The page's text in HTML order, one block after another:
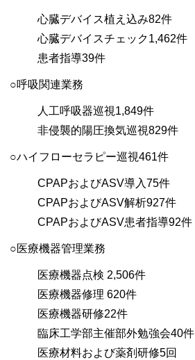
心臓デバイス植え込み82件
心臓デバイスチェック1,462件
患者指導39件
○呼吸関連業務
人工呼吸器巡視1,849件
非侵襲的陽圧換気巡視829件
○ハイフローセラピー巡視461件
CPAPおよびASV導入75件
CPAPおよびASV解析927件
CPAPおよびASV患者指導92件
○医療機器管理業務
医療機器点検 2,506件
医療機器修理 620件
医療機器研修22件
臨床工学部主催部外勉強会40件
医療材料および薬剤研修5回